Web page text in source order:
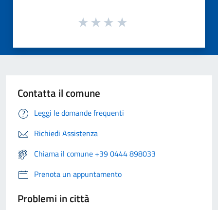
Contatta il comune
Leggi le domande frequenti
Richiedi Assistenza
Chiama il comune +39 0444 898033
Prenota un appuntamento
Problemi in città